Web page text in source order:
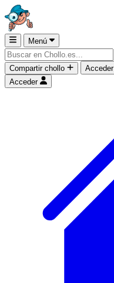
Menú
Compartir chollo
Acceder
Acceder